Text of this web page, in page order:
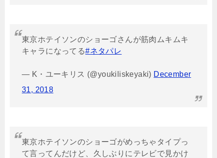
東京ホテイソンのショーゴさんが筋肉ムキムキ
キャラになってる#ネタパレ
— K・ユーキリス (@youkiliskeyaki) December
31, 2018
東京ホテイソンのショーゴがめっちゃタイプっ
て言ってんだけど、久しぶりにテレビで見かけ